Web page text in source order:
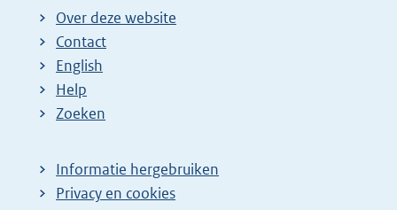
Over deze website
Contact
English
Help
Zoeken
Informatie hergebruiken
Privacy en cookies